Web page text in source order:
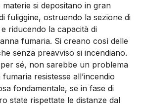
materie si depositano in gran
fuliggine, ostruendo la sezione di
riducendo la capacità di
fumaria. Si creano così delle
senza preavviso si incendiano.
sé, non sarebbe un problema
resistesse all’incendio
fondamentale, se in fase di
state rispettate le distanze dal